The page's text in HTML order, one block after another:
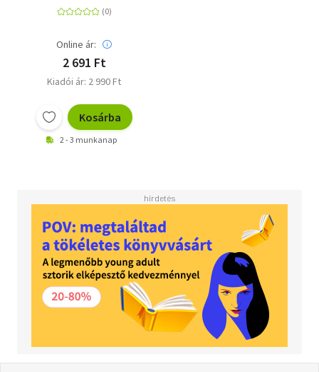
Online ár:
2 691 Ft
Kiadói ár: 2 990 Ft
Kosárba
2 - 3 munkanap